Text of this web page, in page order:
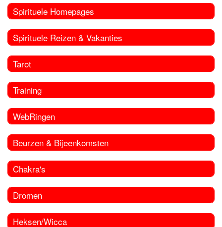
Spirituele Homepages
Spirituele Reizen & Vakanties
Tarot
Training
WebRingen
Beurzen & Bijeenkomsten
Chakra's
Dromen
Heksen/Wicca